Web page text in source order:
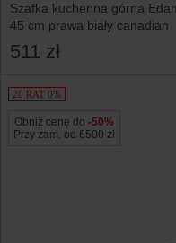
Szafka kuchenna górna Edan
45 cm prawa biały canadian
511 zł
20 RAT 0%
Obniż cenę do -50%
Przy zam. od 6500 zł